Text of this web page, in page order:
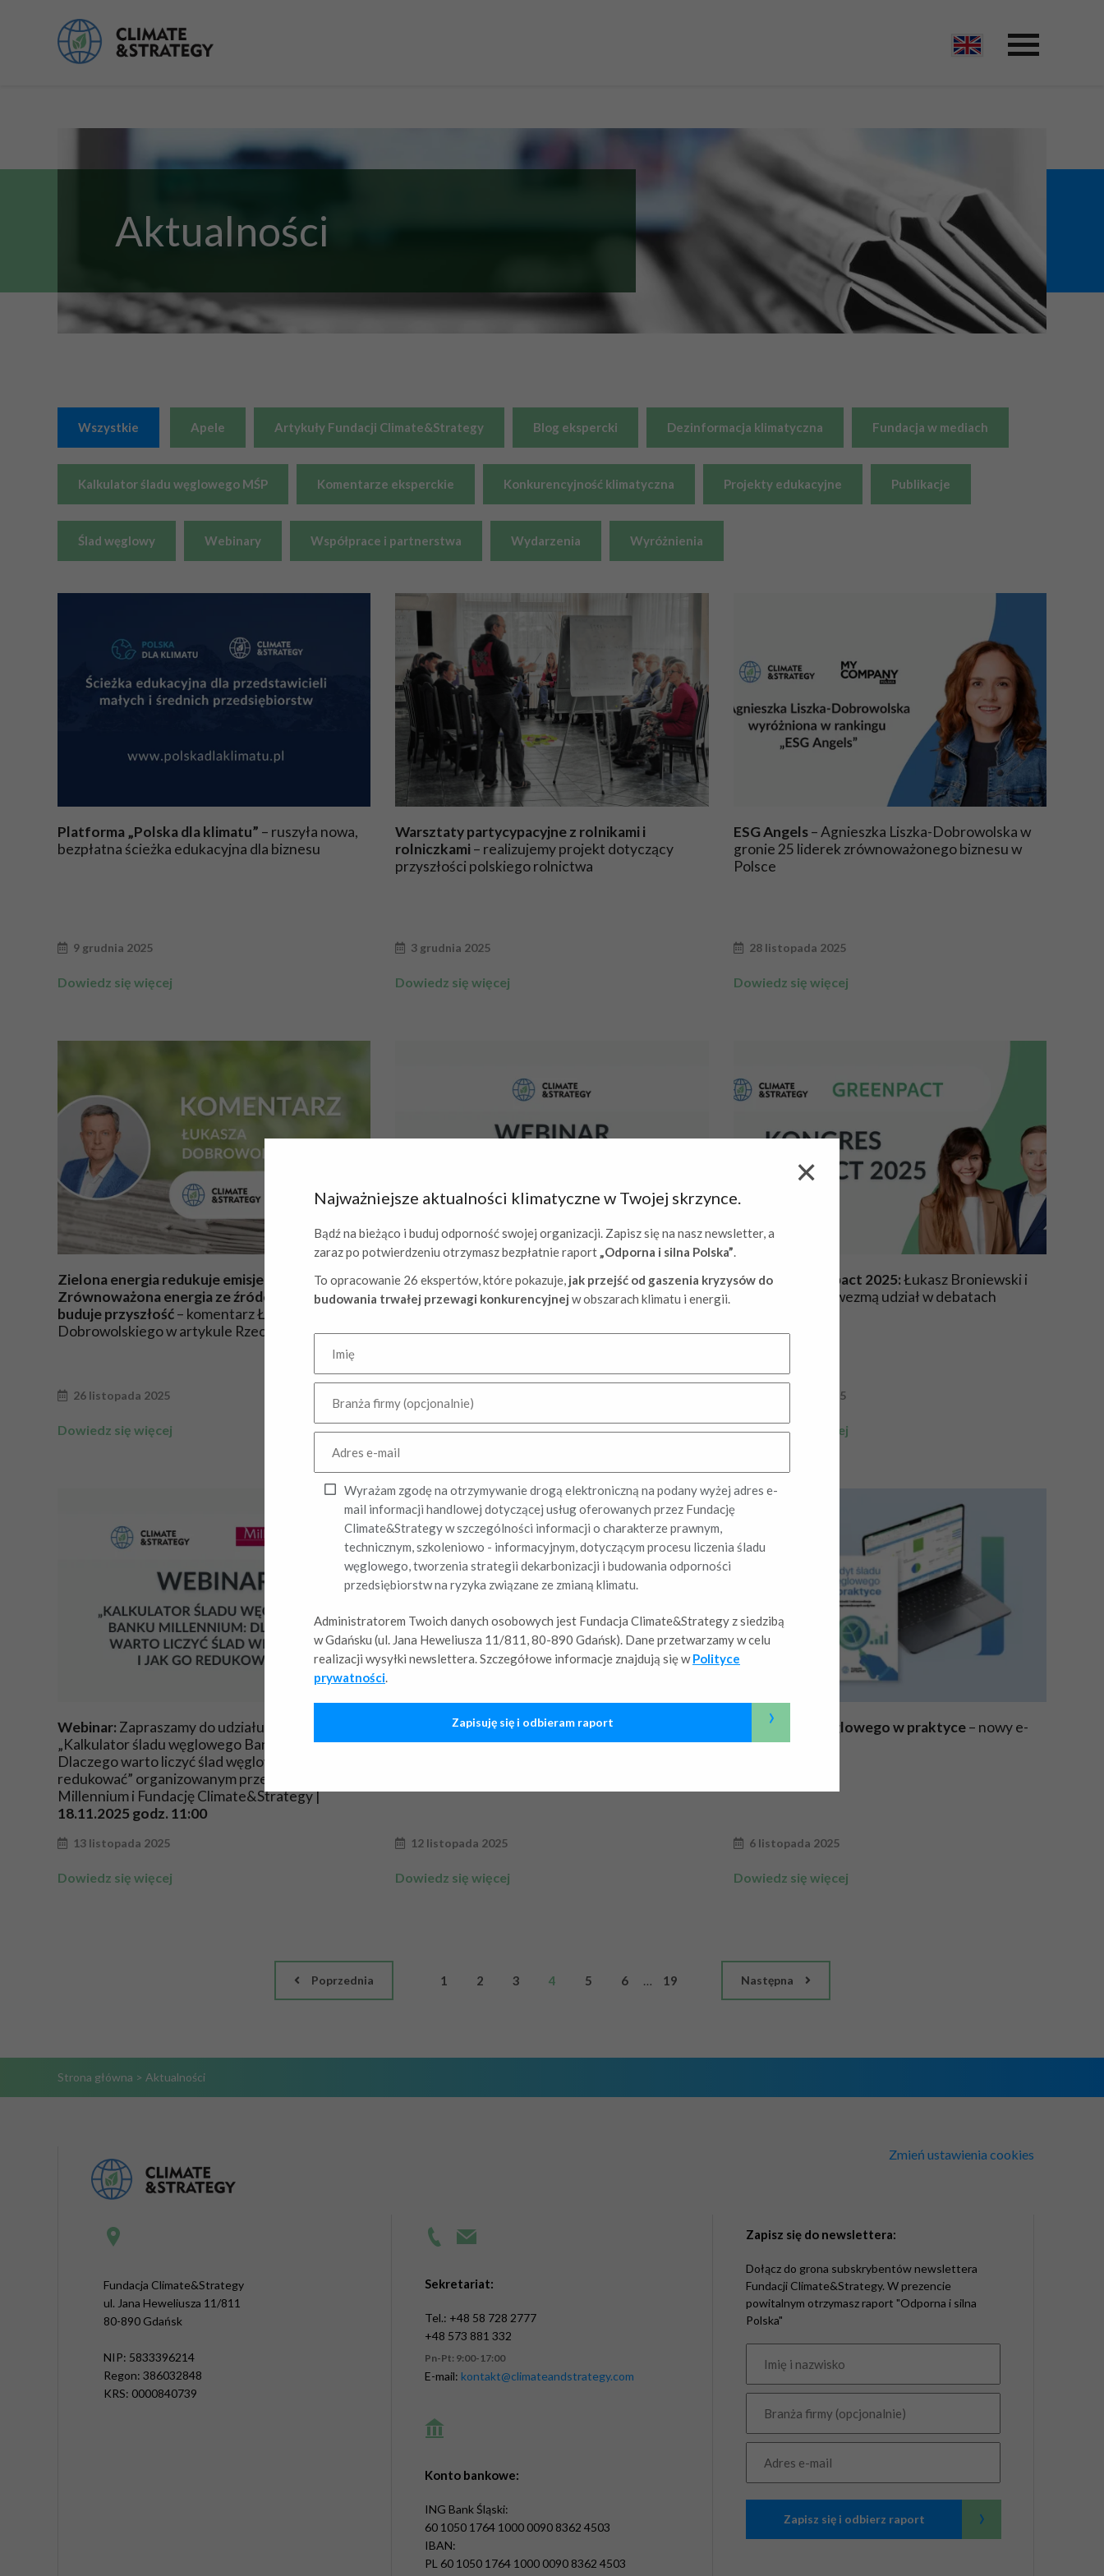
Aktualności
Wszystkie Apele Artykuły Fundacji Climate&Strategy Blog ekspercki Dezinformacja klimatyczna Fundacja w mediach
Kalkulator śladu węglowego MŚP Komentarze eksperckie Konkurencyjność klimatyczna Projekty edukacyjne Publikacje
Ślad węglowy Webinary Współprace i partnerstwa Wydarzenia Wyróżnienia
Platforma „Polska dla klimatu” – ruszyła nowa,
bezpłatna ścieżka edukacyjna dla biznesu
9 grudnia 2025
Dowiedz się więcej
Warsztaty partycypacyjne z rolnikami i
rolniczkami – realizujemy projekt dotyczący
przyszłości polskiego rolnictwa
3 grudnia 2025
Dowiedz się więcej
ESG Angels– Agnieszka Liszka-Dobrowolska w
gronie 25 liderek zrównoważonego biznesu w
Polsce
28 listopada 2025
Dowiedz się więcej
Zielona energia redukuje emisje.
Zrównoważona energia ze źródeł Polenergii
buduje przyszłość– komentarz Łukasza
Dobrowolskiego w artykule Rzeczpospolitej
26 listopada 2025
Dowiedz się więcej
Webinar:Zapraszamy do udziału w webinarze
„Co dalej ze strategiami klimatycznymi i
perspektywa dla polskich przedsiębiorców” |
24 listopada 2025
Dowiedz się więcej
Kongres Greenpact 2025:Łukasz Broniewski i
Anna Siewiorek wezmą udział w debatach
21 listopada 2025
Dowiedz się więcej
Webinar: Zapraszamy do udziału w webinarze
„Kalkulator śladu węglowego Banku Millennium:
Dlaczego warto liczyć ślad węglowy i jak go
redukować” organizowanym przez Bank
Millennium i Fundację Climate&Strategy |
18.11.2025 godz. 11:00
13 listopada 2025
Dowiedz się więcej
Fundacja Climate&Strategy dołącza do
globalnego apelu oochronę prawdy o zmianie
12 listopada 2025
Dowiedz się więcej
Audyt śladu węglowego w praktyce– nowy e-
book Fundacji
6 listopada 2025
Dowiedz się więcej
Poprzednia 1 2 3 4 5 6 19 Następna
Najważniejsze aktualności klimatyczne w Twojej skrzynce.
Bądź na bieżąco i buduj odporność swojej organizacji. Zapisz się na nasz newsletter, a
zaraz po potwierdzeniu otrzymasz bezpłatnie raport„Odporna i silna Polska”.
To opracowanie 26 ekspertów, które pokazuje, jak przejść od gaszenia kryzysów do
budowania trwałej przewagi konkurencyjnej w obszarach klimatu i energii.
Wyrażam zgodę na otrzymywanie drogą elektroniczną na podany wyżej adres e-
mail informacji handlowej dotyczącej usług oferowanych przez Fundację
Climate&Strategy w szczególności informacji o charakterze prawnym,
technicznym, szkoleniowo - informacyjnym, dotyczącym procesu liczenia śladu
węglowego, tworzenia strategii dekarbonizacji i budowania odporności
przedsiębiorstw na ryzyka związane ze zmianą klimatu.
Administratorem Twoich danych osobowych jest Fundacja Climate&Strategy z siedzibą
w Gdańsku (ul. Jana Heweliusza 11/811, 80-890 Gdańsk). Dane przetwarzamy w celu
realizacji wysyłki newslettera. Szczegółowe informacje znajdują się wPolityce
prywatności.
Zapisuję się i odbieram raport ›
Strona główna > Aktualności
Zmień ustawienia cookies
Fundacja Climate&Strategy
ul. Jana Heweliusza 11/811
80-890 Gdańsk
NIP: 5833396214
Regon: 386032848
KRS: 0000840739
Sekretariat:
Tel.: +48 58 728 2777
+48 573 881 332
Pn-Pt: 9:00-17:00
E-mail: kontakt@climateandstrategy.com
Konto bankowe:
ING Bank Śląski:
60 1050 1764 1000 0090 8362 4503
IBAN:
PL 60 1050 1764 1000 0090 8362 4503
Zapisz się do newslettera:
Dołącz do grona subskrybentów newslettera
Fundacji Climate&Strategy. W prezencie
powitalnym otrzymasz raport "Odporna i silna
Polska"
Zapisz się i odbierz raport ›